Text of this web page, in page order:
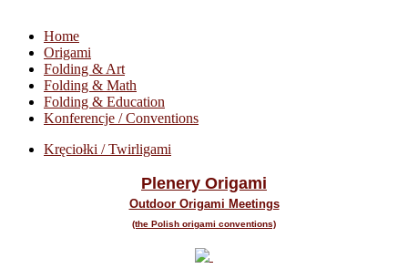
Home
Origami
Folding & Art
Folding & Math
Folding & Education
Konferencje / Conventions
Kręciołki / Twirligami
Plenery Origami
Outdoor Origami Meetings
(the Polish origami conventions)